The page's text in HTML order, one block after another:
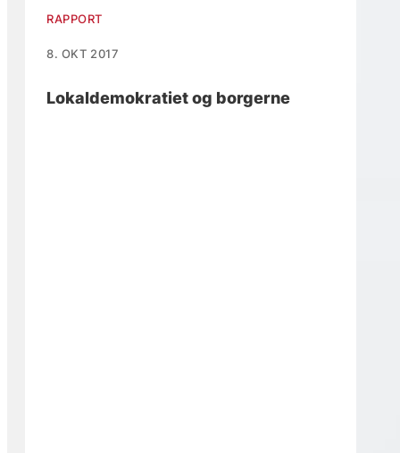
RAPPORT
8. OKT 2017
Lokaldemokratiet og borgerne